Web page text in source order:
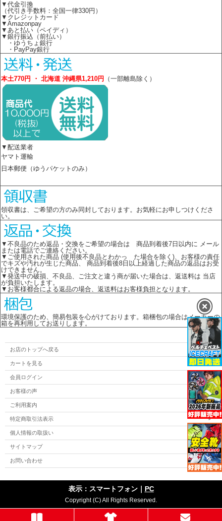
▼代金引換
（代引き手数料：全国一律330円）
▼クレジットカード
▼Amazonpay
▼あと払い（ペイディ）
▼銀行振込（前払い）
・ゆうちょ銀行
・PayPay銀行
本土770円 ・ 北海道 沖縄県1,210円 （一部離島除く）
▼配送業者
ヤマト運輸
日本郵便（ゆうパケットのみ）
領収書は、ご希望の方のみ同封しております。お気軽にお申しつけくださ
い。
▼不良品のため返品・交換をご希望の場合は 商品到着後7日以内に メール
または電話でご連絡ください。
▼ご使用された商品 (使用後不良品とわかっ た場合を除く)、お客様の責任
でキズや汚れが生じた商品、 商品到着後8日以上経過した商品の返品はお受
けできません。
▼発送中の破損、不良品、ご注文と違う商が届いた場合は、返送料は 当店
が負担いたします。
▼お客様都合による返品の場合、返送料はお客様負担となります。
環境保護のため、簡易包装を心がけております。箱梱包の場合はメーカーの
箱を再利用してお送りします。
お店のトップへ戻る
カートを見る
会員ログイン
お客様の声
ご利用案内
特定商取引法表示
個人情報の取扱い
サイトマップ
お問い合わせ
表示：スマートフォン｜ PC
Copyright (C) All Rights Reserved.